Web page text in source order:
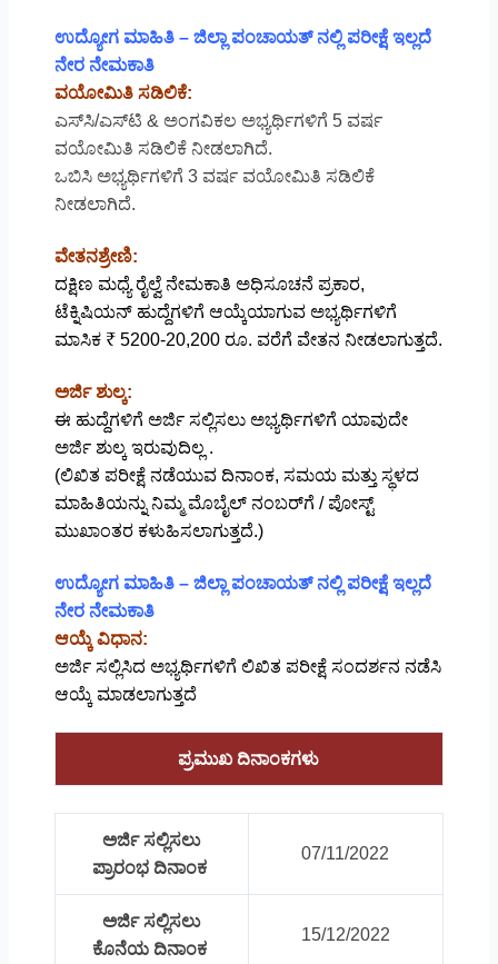
ಉದ್ಯೋಗ ಮಾಹಿತಿ – ಜಿಲ್ಲಾ ಪಂಚಾಯತ್ ನಲ್ಲಿ ಪರೀಕ್ಷೆ ಇಲ್ಲದೆ
ನೇರ ನೇಮಕಾತಿ
ವಯೋಮಿತಿ ಸಡಿಲಿಕೆ:
ಎಸ್​ಸಿ/ಎಸ್​ಟಿ & ಅಂಗವಿಕಲ ಅಭ್ಯರ್ಥಿಗಳಿಗೆ 5 ವರ್ಷ
ವಯೋಮಿತಿ ಸಡಿಲಿಕೆ ನೀಡಲಾಗಿದೆ.
ಒಬಿಸಿ ಅಭ್ಯರ್ಥಿಗಳಿಗೆ 3 ವರ್ಷ ವಯೋಮಿತಿ ಸಡಿಲಿಕೆ
ನೀಡಲಾಗಿದೆ.
ವೇತನಶ್ರೇಣಿ:
ದಕ್ಷಿಣ ಮಧ್ಯೆ ರೈಲ್ವೆ ನೇಮಕಾತಿ ಅಧಿಸೂಚನೆ ಪ್ರಕಾರ,
ಟೆಕ್ನಿಷಿಯನ್ ಹುದ್ದೆಗಳಿಗೆ ಆಯ್ಕೆಯಾಗುವ ಅಭ್ಯರ್ಥಿಗಳಿಗೆ
ಮಾಸಿಕ ₹ 5200-20,200 ರೂ. ವರೆಗೆ ವೇತನ ನೀಡಲಾಗುತ್ತದೆ.
ಅರ್ಜಿ ಶುಲ್ಕ:
ಈ ಹುದ್ದೆಗಳಿಗೆ ಅರ್ಜಿ ಸಲ್ಲಿಸಲು ಅಭ್ಯರ್ಥಿಗಳಿಗೆ ಯಾವುದೇ
ಅರ್ಜಿ ಶುಲ್ಕ ಇರುವುದಿಲ್ಲ .
(ಲಿಖಿತ ಪರೀಕ್ಷೆ ನಡೆಯುವ ದಿನಾಂಕ, ಸಮಯ ಮತ್ತು ಸ್ಥಳದ
ಮಾಹಿತಿಯನ್ನು ನಿಮ್ಮ ಮೊಬೈಲ್​ ನಂಬರ್​ಗೆ / ಪೋಸ್ಟ್​
ಮುಖಾಂತರ ಕಳುಹಿಸಲಾಗುತ್ತದೆ.)
ಉದ್ಯೋಗ ಮಾಹಿತಿ – ಜಿಲ್ಲಾ ಪಂಚಾಯತ್ ನಲ್ಲಿ ಪರೀಕ್ಷೆ ಇಲ್ಲದೆ
ನೇರ ನೇಮಕಾತಿ
ಆಯ್ಕೆ ವಿಧಾನ:
ಅರ್ಜಿ ಸಲ್ಲಿಸಿದ ಅಭ್ಯರ್ಥಿಗಳಿಗೆ ಲಿಖಿತ ಪರೀಕ್ಷೆ ಸಂದರ್ಶನ ನಡೆಸಿ
ಆಯ್ಕೆ ಮಾಡಲಾಗುತ್ತದೆ
ಪ್ರಮುಖ ದಿನಾಂಕಗಳು
ಅರ್ಜಿ ಸಲ್ಲಿಸಲು
ಪ್ರಾರಂಭ ದಿನಾಂಕ
07/11/2022
ಅರ್ಜಿ ಸಲ್ಲಿಸಲು
ಕೊನೆಯ ದಿನಾಂಕ
15/12/2022